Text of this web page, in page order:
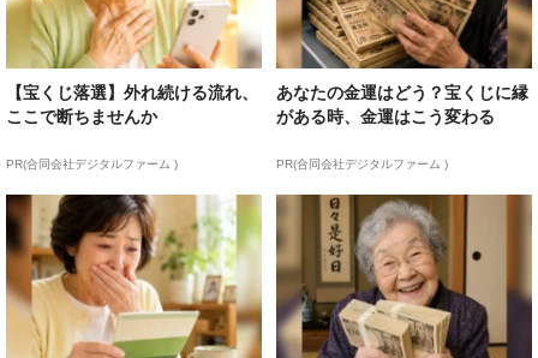
【宝くじ落選】外れ続ける流れ、
ここで断ちませんか
PR(合同会社デジタルファーム )
あなたの金運はどう？宝くじに縁
がある時、金運はこう変わる
PR(合同会社デジタルファーム )